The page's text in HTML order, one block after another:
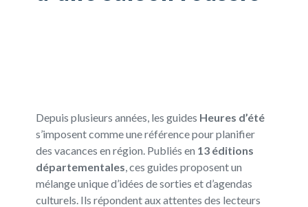
Depuis plusieurs années, les guides Heures d’été
s’imposent comme une référence pour planifier
des vacances en région. Publiés en 13 éditions
départementales , ces guides proposent un
mélange unique d’idées de sorties et d’agendas
culturels. Ils répondent aux attentes des lecteurs